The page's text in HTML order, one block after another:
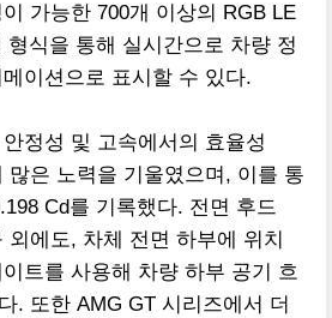
가능한 700개 이상의 RGB LE
형식을 통해 실시간으로 차량 정
이션으로 표시할 수 있다.
정성 및 고속에서의 효율성
많은 노력을 기울였으며, 이를 통
Cd를 기록했다. 전면 후드
에도, 차체 전면 하부에 위치
트를 사용해 차량 하부 공기 흐
. 또한 AMG GT 시리즈에서 더